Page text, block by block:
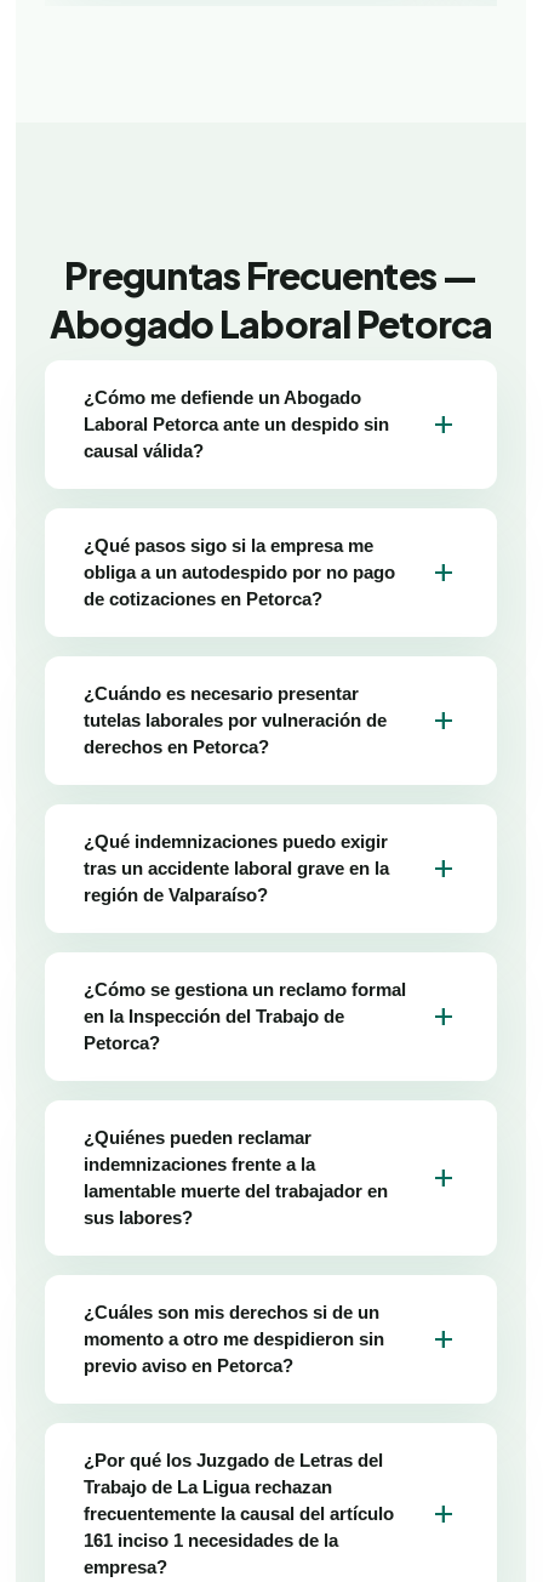
Preguntas Frecuentes —
Abogado Laboral Petorca
¿Cómo me defiende un Abogado
Laboral Petorca ante un despido sin
causal válida?
add
¿Qué pasos sigo si la empresa me
obliga a un autodespido por no pago
de cotizaciones en Petorca?
add
¿Cuándo es necesario presentar
tutelas laborales por vulneración de
derechos en Petorca?
add
¿Qué indemnizaciones puedo exigir
tras un accidente laboral grave en la
región de Valparaíso?
add
¿Cómo se gestiona un reclamo formal
en la Inspección del Trabajo de
Petorca?
add
¿Quiénes pueden reclamar
indemnizaciones frente a la
lamentable muerte del trabajador en
sus labores?
add
¿Cuáles son mis derechos si de un
momento a otro me despidieron sin
previo aviso en Petorca?
add
¿Por qué los Juzgado de Letras del
Trabajo de La Ligua rechazan
frecuentemente la causal del artículo
161 inciso 1 necesidades de la
empresa?
add